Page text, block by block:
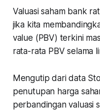
Valuasi saham bank
jika kita
value (PBV) terkini
rata-rata PBV selama
Mengutip dari data
penutupan harga
perbandingan valuasi